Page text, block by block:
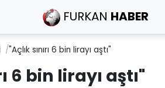
FURKAN HABER
"Açlık sınırı 6 bin lirayı aştı"
6 bin lirayı aştı"